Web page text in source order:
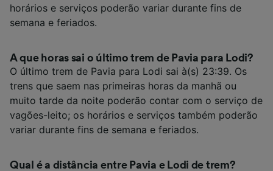
horários e serviços poderão variar durante fins de
semana e feriados.
A que horas sai o último trem de Pavia para Lodi?
O último trem de Pavia para Lodi sai à(s) 23:39. Os
trens que saem nas primeiras horas da manhã ou
muito tarde da noite poderão contar com o serviço de
vagões-leito; os horários e serviços também poderão
variar durante fins de semana e feriados.
Qual é a distância entre Pavia e Lodi de trem?